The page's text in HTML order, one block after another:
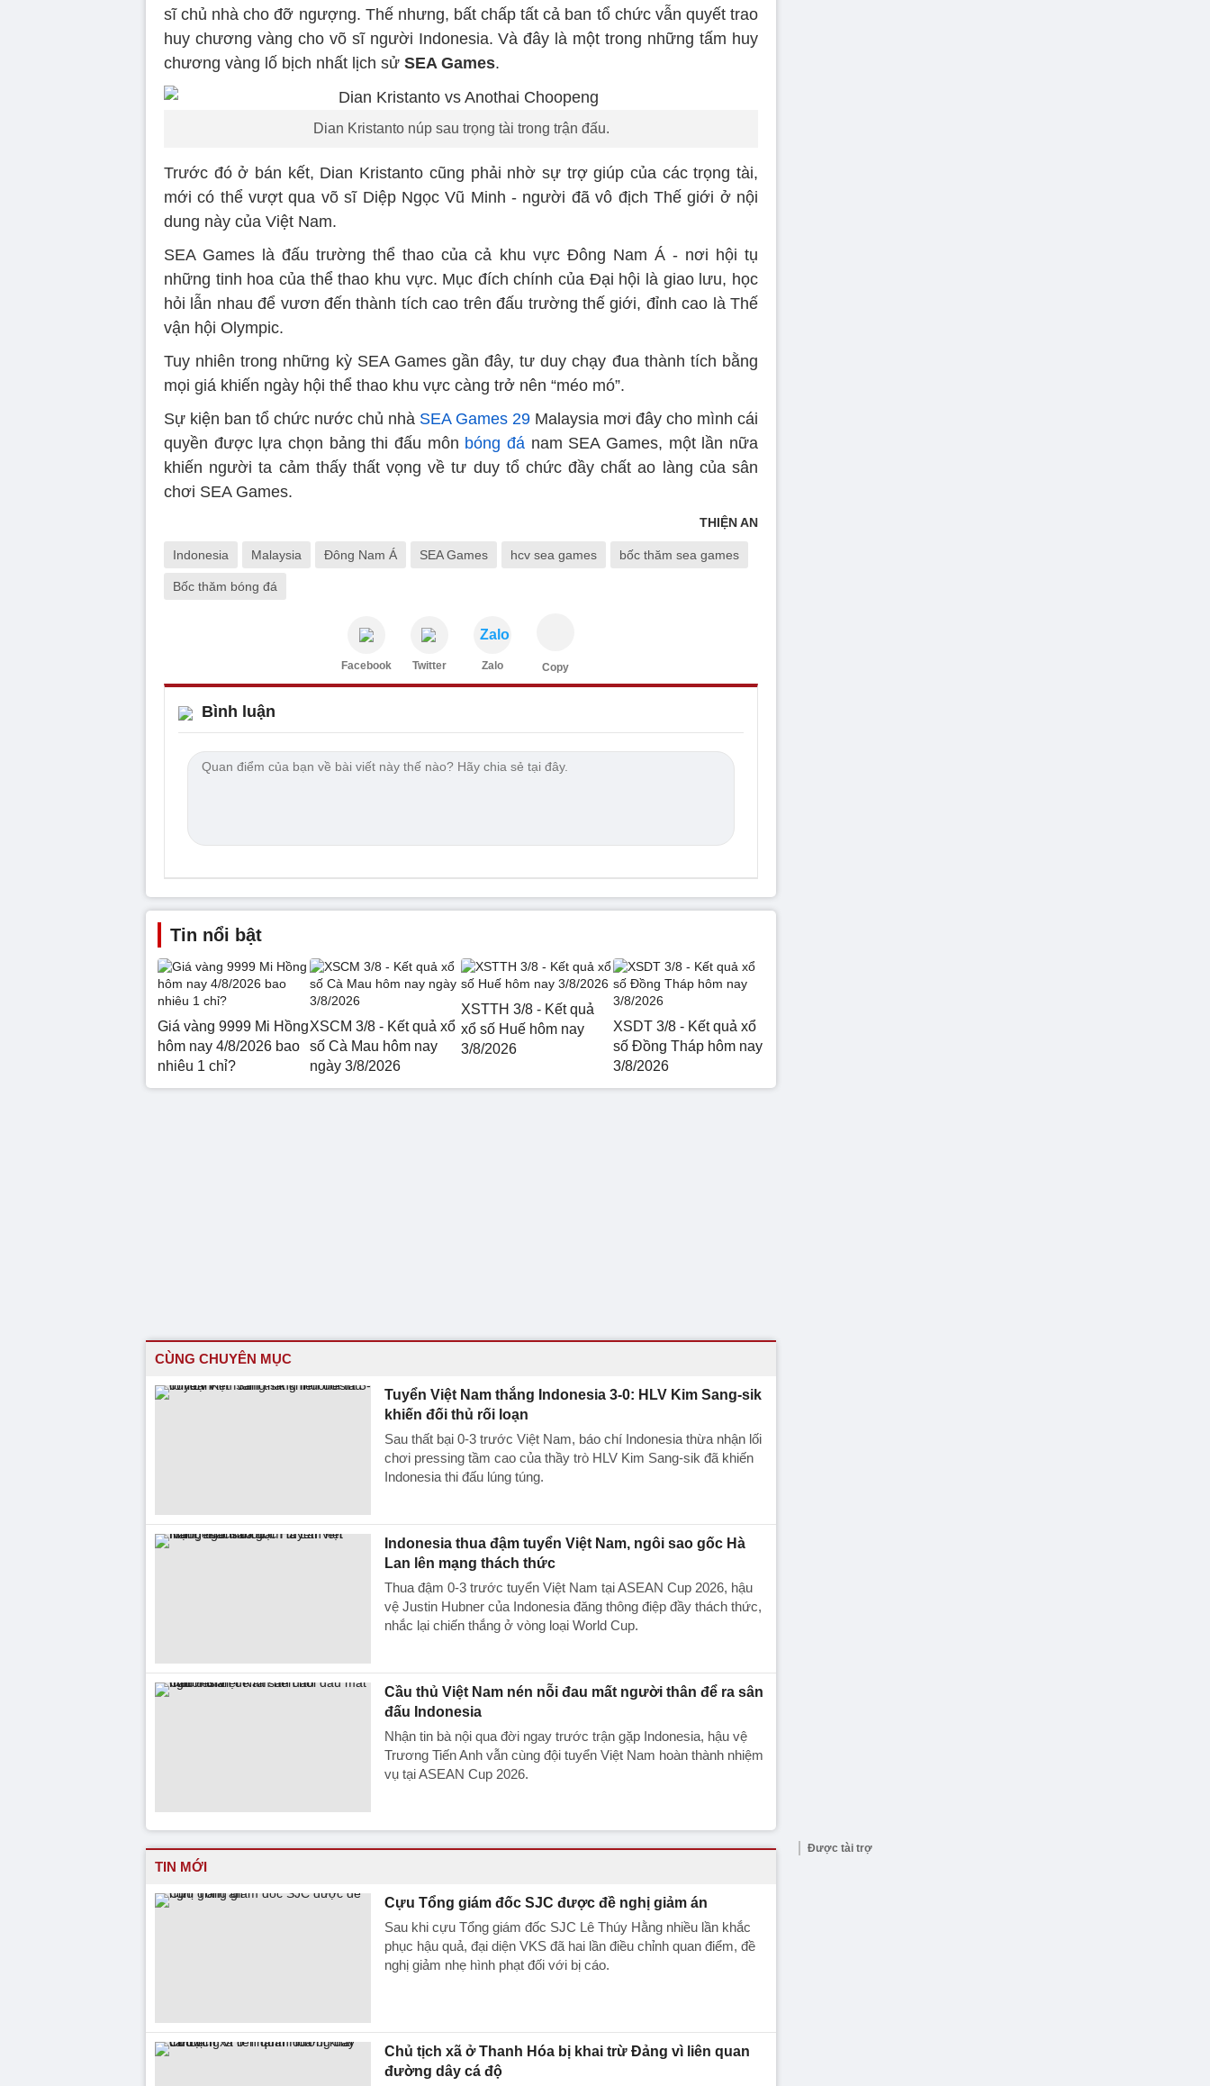
sĩ chủ nhà cho đỡ ngượng. Thế nhưng, bất chấp tất cả ban tổ chức vẫn quyết trao
huy chương vàng cho võ sĩ người Indonesia. Và đây là một trong những tấm huy
chương vàng lố bịch nhất lịch sử SEA Games.
Dian Kristanto núp sau trọng tài trong trận đấu.
Trước đó ở bán kết, Dian Kristanto cũng phải nhờ sự trợ giúp của các trọng tài,
mới có thể vượt qua võ sĩ Diệp Ngọc Vũ Minh - người đã vô địch Thế giới ở nội
dung này của Việt Nam.
SEA Games là đấu trường thể thao của cả khu vực Đông Nam Á - nơi hội tụ
những tinh hoa của thể thao khu vực. Mục đích chính của Đại hội là giao lưu, học
hỏi lẫn nhau để vươn đến thành tích cao trên đấu trường thế giới, đỉnh cao là Thế
vận hội Olympic.
Tuy nhiên trong những kỳ SEA Games gần đây, tư duy chạy đua thành tích bằng
mọi giá khiến ngày hội thể thao khu vực càng trở nên “méo mó”.
Sự kiện ban tổ chức nước chủ nhà SEA Games 29 Malaysia mơi đây cho mình cái
quyền được lựa chọn bảng thi đấu môn bóng đá nam SEA Games, một lần nữa
khiến người ta cảm thấy thất vọng về tư duy tổ chức đầy chất ao làng của sân
chơi SEA Games.
THIỆN AN
Indonesia Malaysia Đông Nam Á SEA Games hcv sea games bốc thăm sea games
Bốc thăm bóng đá
Facebook Twitter
Zalo
Zalo Copy
Bình luận
Tin nổi bật
Giá vàng 9999 Mi Hồng
hôm nay 4/8/2026 bao
nhiêu 1 chỉ?
XSCM 3/8 - Kết quả xổ
số Cà Mau hôm nay
ngày 3/8/2026
XSTTH 3/8 - Kết quả
xổ số Huế hôm nay
3/8/2026
XSDT 3/8 - Kết quả xổ
số Đồng Tháp hôm nay
3/8/2026
CÙNG CHUYÊN MỤC
Tuyển Việt Nam thắng Indonesia 3-0: HLV Kim Sang-sik
khiến đối thủ rối loạn
Sau thất bại 0-3 trước Việt Nam, báo chí Indonesia thừa nhận lối
chơi pressing tầm cao của thầy trò HLV Kim Sang-sik đã khiến
Indonesia thi đấu lúng túng.
Indonesia thua đậm tuyển Việt Nam, ngôi sao gốc Hà
Lan lên mạng thách thức
Thua đậm 0-3 trước tuyển Việt Nam tại ASEAN Cup 2026, hậu
vệ Justin Hubner của Indonesia đăng thông điệp đầy thách thức,
nhắc lại chiến thắng ở vòng loại World Cup.
Cầu thủ Việt Nam nén nỗi đau mất người thân để ra sân
đấu Indonesia
Nhận tin bà nội qua đời ngay trước trận gặp Indonesia, hậu vệ
Trương Tiến Anh vẫn cùng đội tuyển Việt Nam hoàn thành nhiệm
vụ tại ASEAN Cup 2026.
TIN MỚI
Cựu Tổng giám đốc SJC được đề nghị giảm án
Sau khi cựu Tổng giám đốc SJC Lê Thúy Hằng nhiều lần khắc
phục hậu quả, đại diện VKS đã hai lần điều chỉnh quan điểm, đề
nghị giảm nhẹ hình phạt đối với bị cáo.
Chủ tịch xã ở Thanh Hóa bị khai trừ Đảng vì liên quan
đường dây cá độ
Được tài trợ